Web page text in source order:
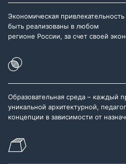
Экономическая
быть реализованы в любом
регионе России, за счет своей
Образовательная среда – каждый
уникальной архитектурной,
концепции в зависимости от